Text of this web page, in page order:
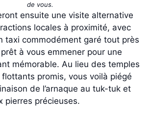
de vous.
ensuite une visite alternative
locales à proximité, avec
taxi commodément garé tout près
à vous emmener pour une
mémorable. Au lieu des temples
promis, vous voilà piégé
de l’arnaque au tuk-tuk et
pierres précieuses.